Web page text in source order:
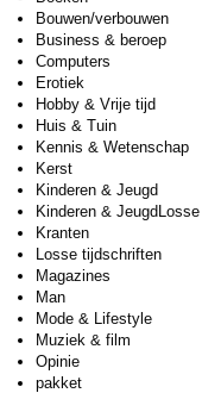
Bouwen/verbouwen
Business & beroep
Computers
Erotiek
Hobby & Vrije tijd
Huis & Tuin
Kennis & Wetenschap
Kerst
Kinderen & Jeugd
Kinderen &
Kranten
Losse tijdschriften
Magazines
Man
Mode & Lifestyle
Muziek & film
Opinie
pakket